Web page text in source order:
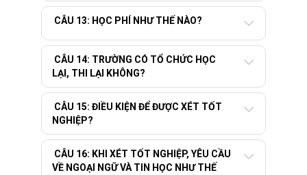
CÂU 13: HỌC PHÍ NHƯ THẾ NÀO?
CÂU 14: TRƯỜNG CÓ TỔ CHỨC HỌC
LẠI, THI LẠI KHÔNG?
CÂU 15: ĐIỀU KIỆN ĐỂ ĐƯỢC XÉT TỐT
NGHIỆP?
CÂU 16: KHI XÉT TỐT NGHIỆP, YÊU CẦU
VỀ NGOẠI NGỮ VÀ TIN HỌC NHƯ THẾ